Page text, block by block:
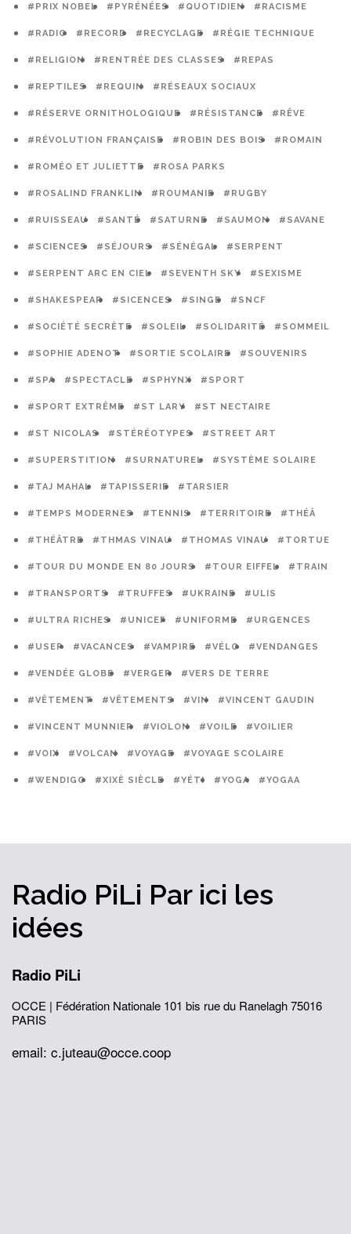
#PRIX NOBEL #PYRÉNÉES #QUOTIDIEN #RACISME
#RADIO #RECORD #RECYCLAGE #RÉGIE TECHNIQUE
#RELIGION #RENTRÉE DES CLASSES #REPAS
#REPTILES #REQUIN #RÉSEAUX SOCIAUX
#RÉSERVE ORNITHOLOGIQUE #RÉSISTANCE #RÊVE
#RÉVOLUTION FRANÇAISE #ROBIN DES BOIS #ROMAIN
#ROMÉO ET JULIETTE #ROSA PARKS
#ROSALIND FRANKLIN #ROUMANIE #RUGBY
#RUISSEAU #SANTÉ #SATURNE #SAUMON #SAVANE
#SCIENCES #SÉJOURS #SÉNÉGAL #SERPENT
#SERPENT ARC EN CIEL #SEVENTH SKY #SEXISME
#SHAKESPEAR #SICENCES #SINGE #SNCF
#SOCIÉTÉ SECRÈTE #SOLEIL #SOLIDARITÉ #SOMMEIL
#SOPHIE ADENOT #SORTIE SCOLAIRE #SOUVENIRS
#SPA #SPECTACLE #SPHYNX #SPORT
#SPORT EXTRÊME #ST LARY #ST NECTAIRE
#ST NICOLAS #STÉRÉOTYPES #STREET ART
#SUPERSTITION #SURNATUREL #SYSTÈME SOLAIRE
#TAJ MAHAL #TAPISSERIE #TARSIER
#TEMPS MODERNES #TENNIS #TERRITOIRE #THÉÂ
#THÉÂTRE #THMAS VINAU #THOMAS VINAU #TORTUE
#TOUR DU MONDE EN 80 JOURS #TOUR EIFFEL #TRAIN
#TRANSPORTS #TRUFFES #UKRAINE #ULIS
#ULTRA RICHES #UNICEF #UNIFORME #URGENCES
#USEP #VACANCES #VAMPIRE #VÉLO #VENDANGES
#VENDÉE GLOBE #VERGER #VERS DE TERRE
#VÊTEMENT #VÊTEMENTS #VIN #VINCENT GAUDIN
#VINCENT MUNNIER #VIOLON #VOILE #VOILIER
#VOIX #VOLCAN #VOYAGE #VOYAGE SCOLAIRE
#WENDIGO #XIXÈ SIÈCLE #YÉTI #YOGA #YOGAA
Radio PiLi Par ici les
idées
Radio PiLi
OCCE | Fédération Nationale 101 bis rue du Ranelagh75016
PARIS
email: c.juteau@occe.coop